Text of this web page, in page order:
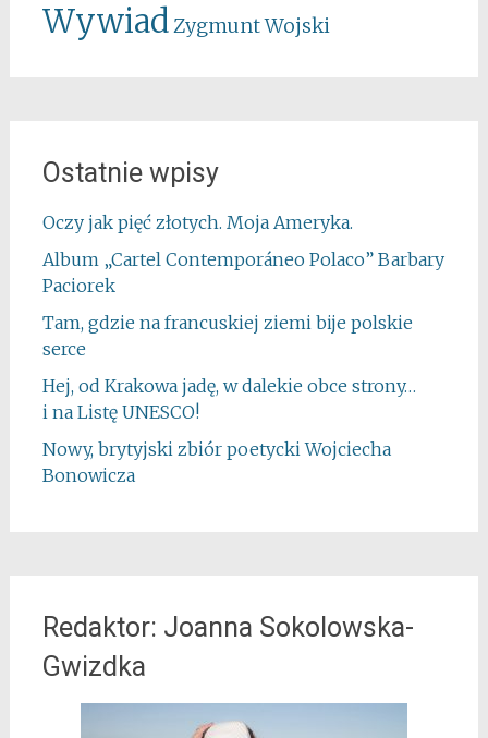
WywiadZygmunt Wojski
Ostatnie wpisy
Oczy jak pięć złotych. Moja Ameryka.
Album „Cartel Contemporáneo Polaco” Barbary
Paciorek
Tam, gdzie na francuskiej ziemi bije polskie
serce
Hej, od Krakowa jadę, w dalekie obce strony…
i na Listę UNESCO!
Nowy, brytyjski zbiór poetycki Wojciecha
Bonowicza
Redaktor: Joanna Sokolowska-
Gwizdka